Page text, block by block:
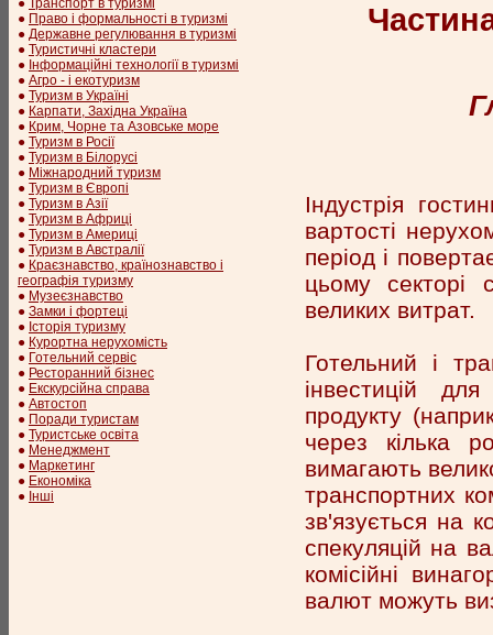
● Транспорт в туризмі
● Право і формальності в туризмі
● Державне регулювання в туризмі
● Туристичні кластери
● Інформаційні технології в туризмі
● Агро - і екотуризм
● Туризм в Україні
● Карпати, Західна Україна
● Крим, Чорне та Азовське море
● Туризм в Росії
● Туризм в Білорусі
● Міжнародний туризм
● Туризм в Європі
● Туризм в Азії
● Туризм в Африці
● Туризм в Америці
● Туризм в Австралії
● Краєзнавство, країнознавство і
географія туризму
● Музеєзнавство
● Замки і фортеці
● Історія туризму
● Курортна нерухомість
● Готельний сервіс
● Ресторанний бізнес
● Екскурсійна справа
● Автостоп
● Поради туристам
● Туристське освіта
● Менеджмент
● Маркетинг
● Економіка
● Інші
Індустрія
вартості
період і
цьому секторі
великих витрат.
Готельний і
інвестицій
продукту
через кілька
вимагають
транспортних
зв'язується на
спекуляцій на
комісійні
валют можуть